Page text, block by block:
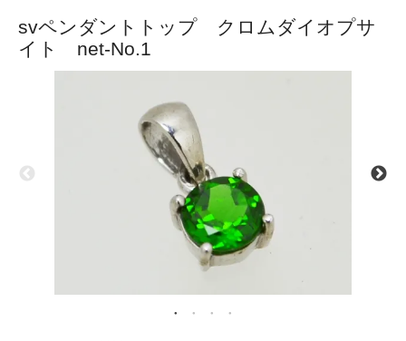
svペンダントトップ クロムダイオプサ
イト net-No.1